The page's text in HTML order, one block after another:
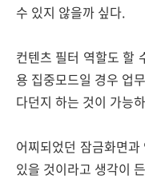
수 있지 않을까 싶다.
컨텐츠 필터 역할도 할
용 집중모드일 경우 업
다던지 하는 것이 가능
어찌되었던 잠금화면
있을 것이라고 생각이